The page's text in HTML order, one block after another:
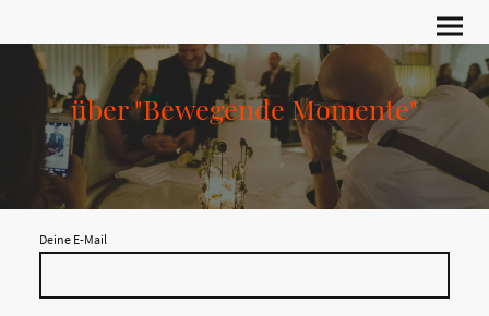
über "Bewegende Momente"
Deine E-Mail